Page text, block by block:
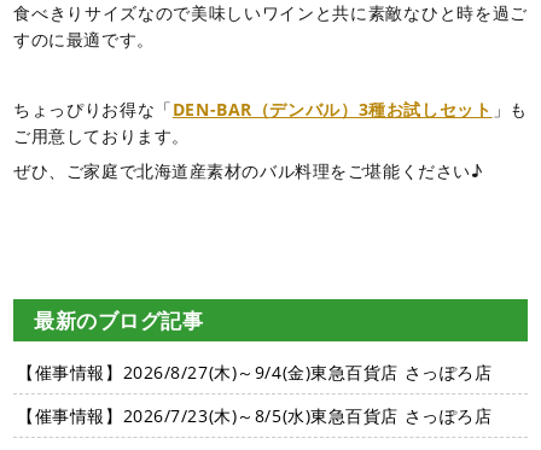
食べきりサイズなので美味しいワインと共に素敵なひと時を過ご
すのに最適です。
ちょっぴりお得な「DEN-BAR（デンバル）3種お試しセット 」も
ご用意しております。
ぜひ、ご家庭で北海道産素材のバル料理をご堪能ください♪
最新のブログ記事
【催事情報】2026/8/27(木)～9/4(金)東急百貨店 さっぽろ店
【催事情報】2026/7/23(木)～8/5(水)東急百貨店 さっぽろ店